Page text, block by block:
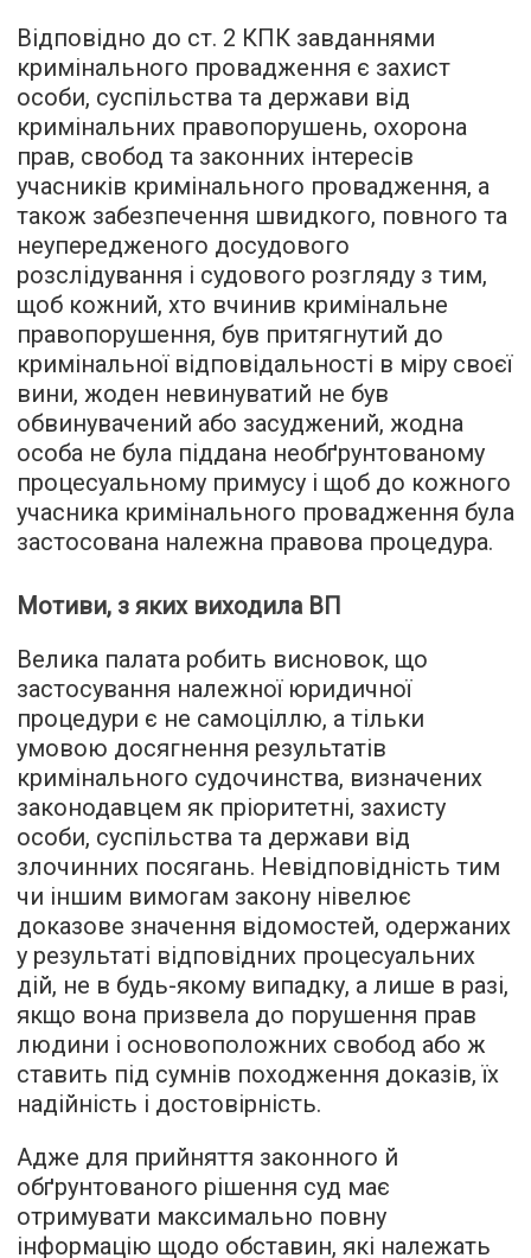
Відповідно до ст. 2 КПК завданнями
кримінального провадження є захист
особи, суспільства та держави від
кримінальних правопорушень, охорона
прав, свобод та законних інтересів
учасників кримінального провадження, а
також забезпечення швидкого, повного та
неупередженого досудового
розслідування і судового розгляду з тим,
щоб кожний, хто вчинив кримінальне
правопорушення, був притягнутий до
кримінальної відповідальності в міру своєї
вини, жоден невинуватий не був
обвинувачений або засуджений, жодна
особа не була піддана необґрунтованому
процесуальному примусу і щоб до кожного
учасника кримінального провадження була
застосована належна правова процедура.
Мотиви, з яких виходила ВП
Велика палата робить висновок, що
застосування належної юридичної
процедури є не самоціллю, а тільки
умовою досягнення результатів
кримінального судочинства, визначених
законодавцем як пріоритетні, захисту
особи, суспільства та держави від
злочинних посягань. Невідповідність тим
чи іншим вимогам закону нівелює
доказове значення відомостей, одержаних
у результаті відповідних процесуальних
дій, не в будь-якому випадку, а лише в разі,
якщо вона призвела до порушення прав
людини і основоположних свобод або ж
ставить під сумнів походження доказів, їх
надійність і достовірність.
Адже для прийняття законного й
обґрунтованого рішення суд має
отримувати максимально повну
інформацію щодо обставин, які належать